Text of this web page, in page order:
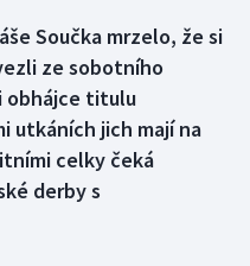
Součka mrzelo, že si
ze sobotního
obhájce titulu
utkáních jich mají na
celky čeká
derby s